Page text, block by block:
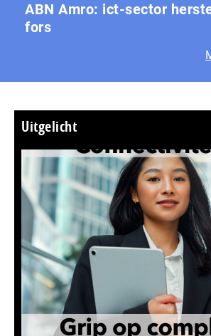
ABN Amro: ict-sector
fors
Uitgelicht